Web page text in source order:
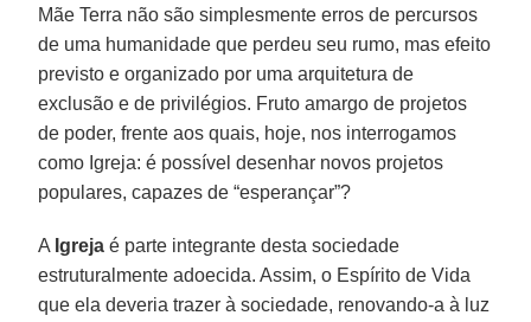
Mãe Terra não são simplesmente erros de percursos
de uma humanidade que perdeu seu rumo, mas efeito
previsto e organizado por uma arquitetura de
exclusão e de privilégios. Fruto amargo de projetos
de poder, frente aos quais, hoje, nos interrogamos
como Igreja: é possível desenhar novos projetos
populares, capazes de “esperançar”?
A Igreja é parte integrante desta sociedade
estruturalmente adoecida. Assim, o Espírito de Vida
que ela deveria trazer à sociedade, renovando-a à luz